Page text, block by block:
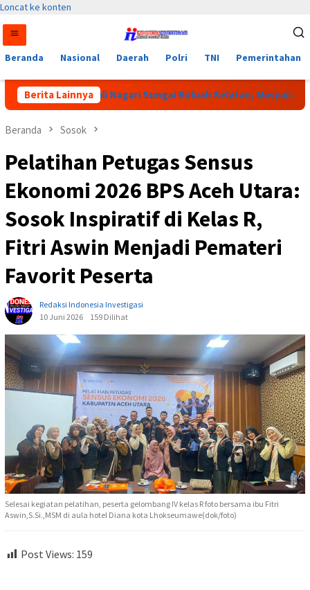
Loncat ke konten
Beranda Nasional Daerah Polri TNI Pemerintahan
Berita Lainnya
Pemilihan Wali Nagari Sungai Buluah Selatan, Masyarakat
Beranda Sosok
Pelatihan Petugas Sensus
Ekonomi 2026 BPS Aceh Utara:
Sosok Inspiratif di Kelas R,
Fitri Aswin Menjadi Pemateri
Favorit Peserta
Redaksi Indonesia Investigasi
10 Juni 2026
159 Dilihat
Selesai kegiatan pelatihan, peserta gelombang IV kelas R foto bersama ibu Fitri
Aswin,S.Si.,MSM di aula hotel Diana kota Lhokseumawe(dok/foto)
Post Views: 159